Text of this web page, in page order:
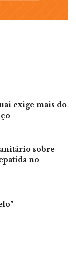
exige mais do
sobre
no